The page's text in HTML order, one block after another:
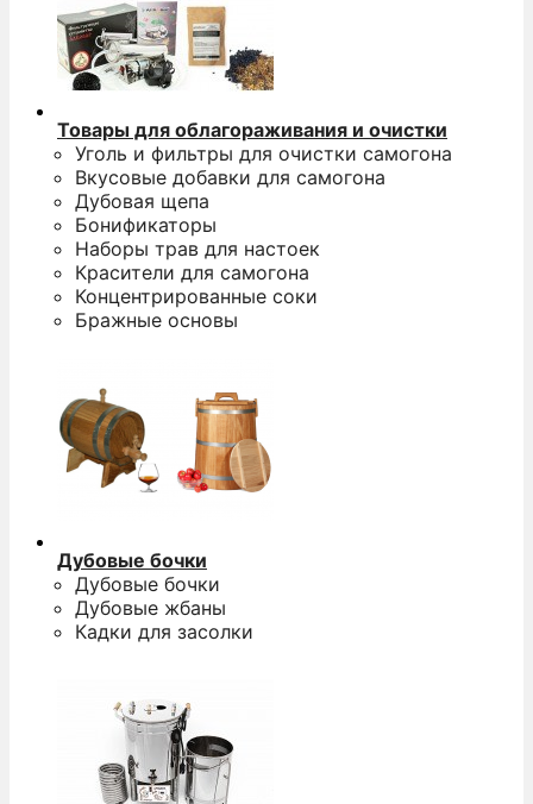
Товары для облагораживания и очистки
Уголь и фильтры для очистки самогона
Вкусовые добавки для самогона
Дубовая щепа
Бонификаторы
Наборы трав для настоек
Красители для самогона
Концентрированные соки
Бражные основы
Дубовые бочки
Дубовые бочки
Дубовые жбаны
Кадки для засолки